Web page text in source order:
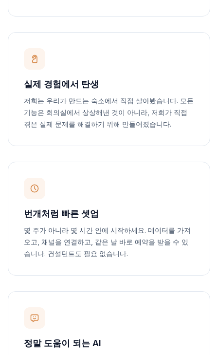
실제 경험에서 탄생
저희는 우리가 만드는 숙소에서 직접 살아봤습니다. 모든
기능은 회의실에서 상상해낸 것이 아니라, 저희가 직접
겪은 실제 문제를 해결하기 위해 만들어졌습니다.
번개처럼 빠른 셋업
몇 주가 아니라 몇 시간 안에 시작하세요. 데이터를 가져
오고, 채널을 연결하고, 같은 날 바로 예약을 받을 수 있
습니다. 컨설턴트도 필요 없습니다.
정말 도움이 되는 AI